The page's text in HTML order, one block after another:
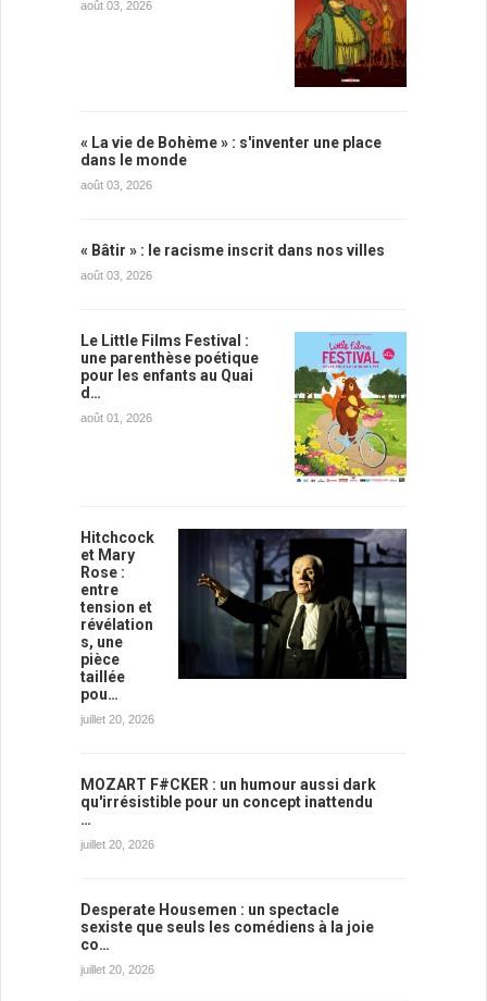
août 03, 2026
« La vie de Bohème » : s'inventer une place
dans le monde
août 03, 2026
« Bâtir » : le racisme inscrit dans nos villes
août 03, 2026
Le Little Films Festival :
une parenthèse poétique
pour les enfants au Quai
d…
août 01, 2026
Hitchcock
et Mary
Rose :
entre
tension et
révélation
s, une
pièce
taillée
pou…
juillet 20, 2026
MOZART F#CKER : un humour aussi dark
qu'irrésistible pour un concept inattendu
…
juillet 20, 2026
Desperate Housemen : un spectacle
sexiste que seuls les comédiens à la joie
co…
juillet 20, 2026